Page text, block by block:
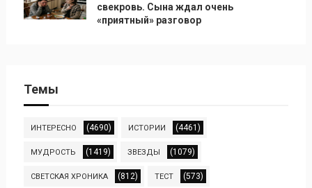
свекровь. Сына ждал очень
«приятный» разговор
Темы
ИНТЕРЕСНО (4690) ИСТОРИИ (4461)
МУДРОСТЬ (1419) ЗВЕЗДЫ (1079)
СВЕТСКАЯ ХРОНИКА (812) ТЕСТ (573)